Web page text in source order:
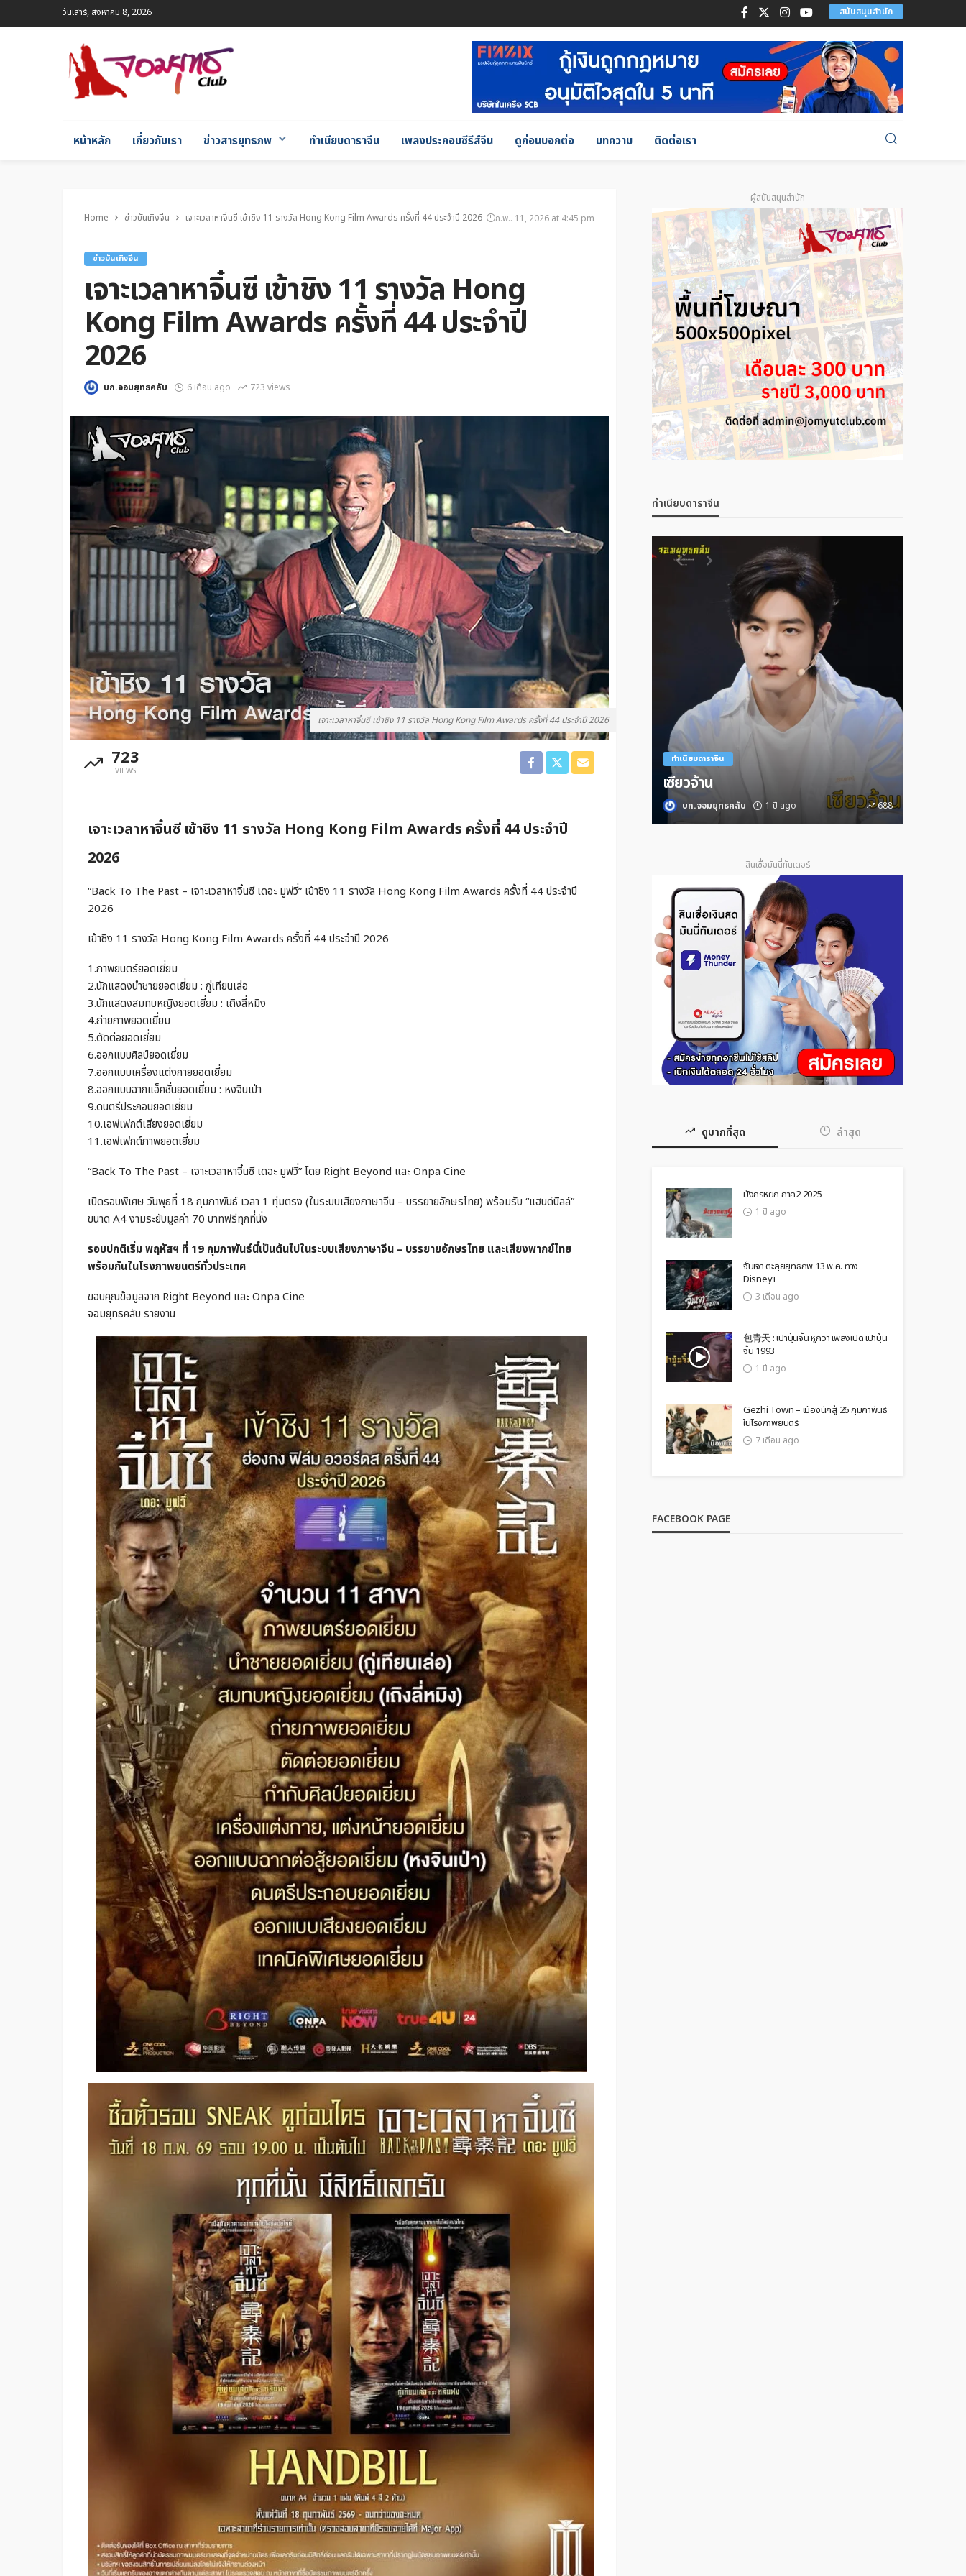
วันเสาร์, สิงหาคม 8, 2026 สนับสนุนสำนัก
หน้าหลัก เกี่ยวกับเรา ข่าวสารยุทธภพ ทำเนียบดาราจีน เพลงประกอบซีรีส์จีน ดูก่อนบอกต่อ บทความ ติดต่อเรา
Home ข่าวบันเทิงจีน เจาะเวลาหาจิ๋นซี เข้าชิง 11 รางวัล Hong Kong Film Awards ครั้งที่ 44 ประจำปี 2026 ก.พ.. 11, 2026 at 4:45 pm
ข่าวบันเทิงจีน
เจาะเวลาหาจิ๋นซี เข้าชิง 11 รางวัล Hong
Kong Film Awards ครั้งที่ 44 ประจำปี
2026
บก.จอมยุทธคลับ 6 เดือน ago 723 views
เจาะเวลาหาจิ๋นซี เข้าชิง 11 รางวัล Hong Kong Film Awards ครั้งที่ 44 ประจำปี 2026
723
VIEWS
เจาะเวลาหาจิ๋นซี เข้าชิง 11 รางวัล Hong Kong Film Awards ครั้งที่ 44 ประจำปี
2026
“Back To The Past – เจาะเวลาหาจิ๋นซี เดอะ มูฟวี่” เข้าชิง 11 รางวัล Hong Kong Film Awards ครั้งที่ 44 ประจำปี
2026
เข้าชิง 11 รางวัล Hong Kong Film Awards ครั้งที่ 44 ประจำปี 2026
1.ภาพยนตร์ยอดเยี่ยม
2.นักแสดงนำชายยอดเยี่ยม : กู่เทียนเล่อ
3.นักแสดงสมทบหญิงยอดเยี่ยม : เถิงลี่หมิง
4.ถ่ายภาพยอดเยี่ยม
5.ตัดต่อยอดเยี่ยม
6.ออกแบบศิลป์ยอดเยี่ยม
7.ออกแบบเครื่องแต่งกายยอดเยี่ยม
8.ออกแบบฉากแอ็คชั่นยอดเยี่ยม : หงจินเป่า
9.ดนตรีประกอบยอดเยี่ยม
10.เอฟเฟกต์เสียงยอดเยี่ยม
11.เอฟเฟกต์ภาพยอดเยี่ยม
“Back To The Past – เจาะเวลาหาจิ๋นซี เดอะ มูฟวี่” โดย Right Beyond และ Onpa Cine
เปิดรอบพิเศษ วันพุธที่ 18 กุมภาพันธ์ เวลา 1 ทุ่มตรง (ในระบบเสียงภาษาจีน – บรรยายอักษรไทย) พร้อมรับ “แฮนด์บิลล์”
ขนาด A4 งามระยับมูลค่า 70 บาทฟรีทุกที่นั่ง
รอบปกติเริ่ม พฤหัสฯ ที่ 19 กุมภาพันธ์นี้เป็นต้นไปในระบบเสียงภาษาจีน – บรรยายอักษรไทย และเสียงพากย์ไทย
พร้อมกันในโรงภาพยนตร์ทั่วประเทศ
ขอบคุณข้อมูลจาก Right Beyond และ Onpa Cine
จอมยุทธคลับ รายงาน
- ผู้สนับสนุนสำนัก -
ทำเนียบดาราจีน
ทำเนียบดาราจีน
เซียวจ้าน
บก.จอมยุทธคลับ 1 ปี ago 688
- สินเชื่อมันนี่ทันเดอร์ -
ดูมากที่สุด ล่าสุด
มังกรหยก ภาค2 2025
1 ปี ago
จั่นเจา ตะลุยยุทธภพ 13 พ.ค. ทาง
Disney+
3 เดือน ago
包青天 : เปาบุ้นจิ้น หูกวา เพลงเปิด เปาบุ้น
จิ้น 1993
1 ปี ago
Gezhi Town – เมืองนักสู้ 26 กุมภาพันธ์
ในโรงภาพยนตร์
7 เดือน ago
FACEBOOK PAGE